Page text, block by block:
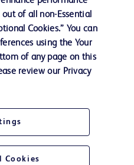
trademarks are the property of
of all non-Essential
Cookies.” You can
using the Your
of any page on this
review our Privacy
Cookies